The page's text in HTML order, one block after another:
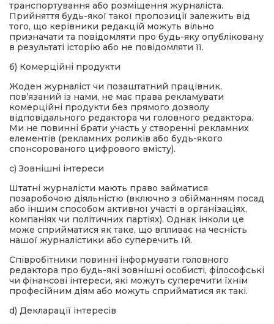
транспортування або розміщення журналіста.
Прийняття будь-якої такої пропозиції залежить від
того, що керівники редакцій можуть вільно
призначати та повідомляти про будь-яку опубліковану
в результаті історію або не повідомляти її.
б) Комерційні продукти
Жоден журналіст чи позаштатний працівник,
пов’язаний із нами, не має права рекламувати
комерційні продукти без прямого дозволу
відповідального редактора чи головного редактора.
Ми не повинні брати участь у створенні рекламних
елементів (рекламних роликів або будь-якого
спонсорованого цифрового вмісту).
c) Зовнішні інтереси
Штатні журналісти мають право займатися
позаробочою діяльністю (включно з обійманням посад
або іншим способом активної участі в організаціях,
компаніях чи політичних партіях). Однак інколи це
може сприйматися як таке, що впливає на чесність
нашої журналістики або суперечить їй.
Співробітники повинні інформувати головного
редактора про будь-які зовнішні особисті, філософські
чи фінансові інтереси, які можуть суперечити їхнім
професійним діям або можуть сприйматися як такі.
d) Декларації інтересів